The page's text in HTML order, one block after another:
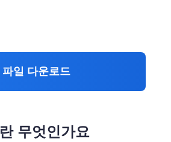
파일 다운로드
무엇인가요